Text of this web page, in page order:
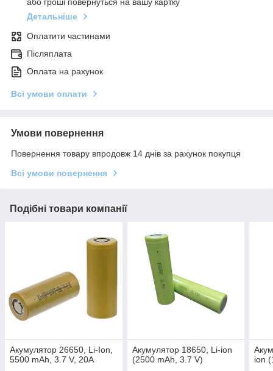
або гроші повернуться на вашу картку
Детальніше
Оплатити частинами
Післяплата
Оплата на рахунок
Всі умови оплати
Умови повернення
Повернення товару впродовж 14 днів за рахунок покупця
Всі умови повернення
Подібні товари компанії
Акумулятор 26650, Li-Ion,
5500 mAh, 3.7 V, 20A
Акумулятор 18650, Li-ion
(2500 mAh, 3.7 V)
ion